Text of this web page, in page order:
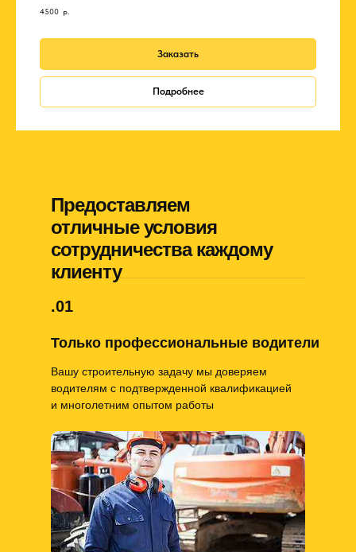
4500 р.
Заказать
Подробнее
Предоставляем
отличные условия
сотрудничества каждому
клиенту
Только профессиональные водители
Вашу строительную задачу мы доверяем
водителям с подтвержденной квалификацией
и многолетним опытом работы
.01